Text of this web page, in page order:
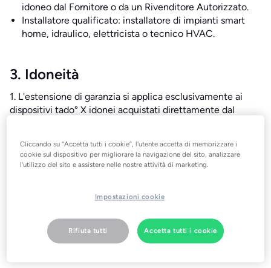
idoneo dal Fornitore o da un Rivenditore Autorizzato.
Installatore qualificato: installatore di impianti smart
home, idraulico, elettricista o tecnico HVAC.
3. Idoneità
1. L'estensione di garanzia si applica esclusivamente ai
dispositivi tado° X idonei acquistati direttamente dal
2. L'estensione di garanzia è disponibile solo per
l'acquirente originale e non è trasferibile.
Cliente deve registrare il proprio dispositivo tado° X,
giorni per gli acquisti effettuati a partire dal 1° aprile 2026)
dalla data di acquisto originale sutado.com/it/customer-
Cliccando su “Accetta tutti i cookie”, l'utente accetta di memorizzare i
cookie sul dispositivo per migliorare la navigazione del sito, analizzare
l'utilizzo del sito e assistere nelle nostre attività di marketing.
Impostazioni cookie
Rifiuta tutti Accetta tutti i cookie